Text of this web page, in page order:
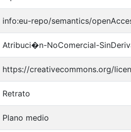
info:eu-repo/semantics/
Atribuci�n-NoComercial-
https://creativecommons.org/
Retrato
Plano medio